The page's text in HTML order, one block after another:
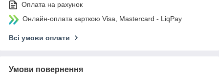
Оплата на рахунок
Онлайн-оплата карткою Visa, Mastercard - LiqPay
Всі умови оплати
Умови повернення